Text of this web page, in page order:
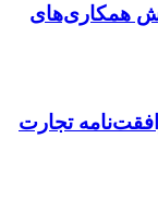
همکاری‌های
تجارت